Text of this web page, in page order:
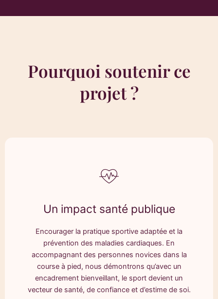
Pourquoi soutenir ce
projet ?
Un impact santé publique
Encourager la pratique sportive adaptée et la
prévention des maladies cardiaques. En
accompagnant des personnes novices dans la
course à pied, nous démontrons qu’avec un
encadrement bienveillant, le sport devient un
vecteur de santé, de confiance et d’estime de soi.